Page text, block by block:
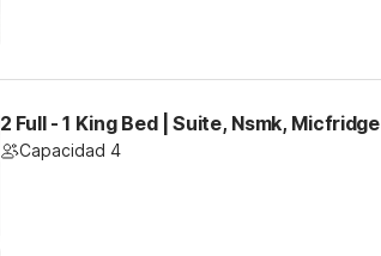
2 Full - 1 King Bed | Suite, Nsmk, Micfridge
Capacidad 4